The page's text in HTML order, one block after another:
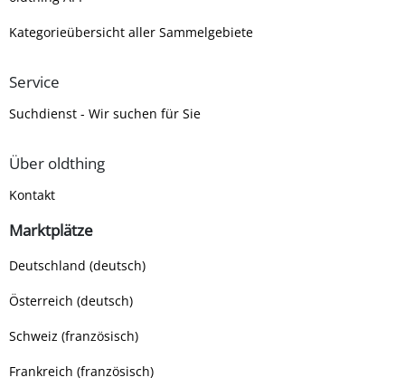
Kategorieübersicht aller Sammelgebiete
Service
Suchdienst - Wir suchen für Sie
Über oldthing
Kontakt
Marktplätze
Deutschland (deutsch)
Österreich (deutsch)
Schweiz (französisch)
Frankreich (französisch)